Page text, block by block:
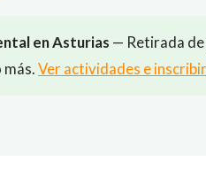
en Asturias — Retirada
Ver actividades e